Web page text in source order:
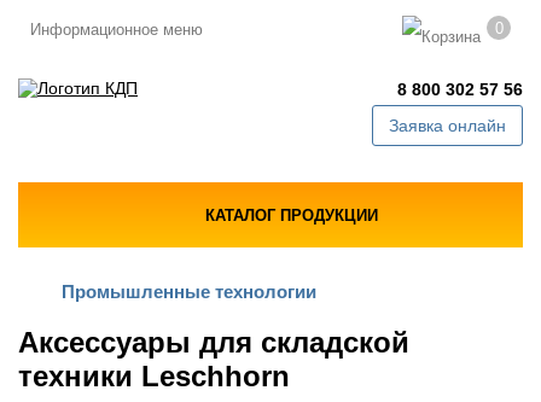
Информационное меню 0
8 800 302 57 56
Заявка онлайн
КАТАЛОГ ПРОДУКЦИИ
Промышленные технологии
Аксессуары для складской
техники Leschhorn